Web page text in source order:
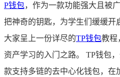
P钱包，作为一款功能强大且被
把神奇的钥匙，为学生们缓缓开
大家呈上一份详尽的TP钱包教程
资产学习的入门之路。 TP钱包
款支持多链的去中心化钱包，在